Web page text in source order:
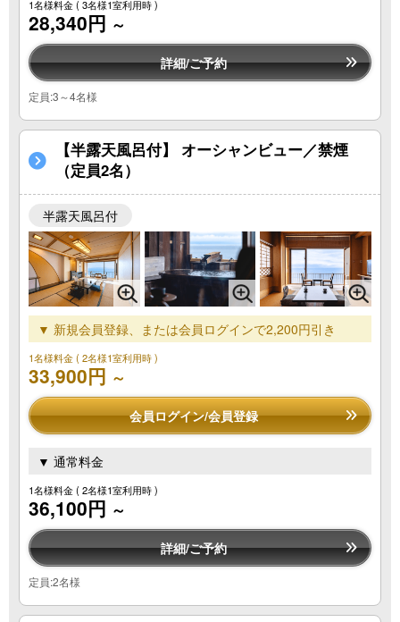
1名様料金( 3名様1室利用時 )
28,340円 ～
詳細/ご予約
定員:3～4名様
【半露天風呂付】 オーシャンビュー／禁煙
（定員2名）
半露天風呂付
▼ 新規会員登録、または会員ログインで2,200円引き
1名様料金( 2名様1室利用時 )
33,900円 ～
会員ログイン/会員登録
▼ 通常料金
1名様料金( 2名様1室利用時 )
36,100円 ～
詳細/ご予約
定員:2名様